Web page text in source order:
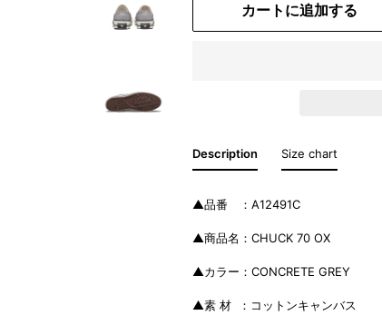
カートに追加する
Description
▲品番 ：A12491C
▲商品名：CHUCK 70 OX
▲カラー：CONCRETE GREY
▲素 材 ：コットンキャンバス
Size chart